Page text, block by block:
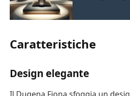
Caratteristiche
Design elegante